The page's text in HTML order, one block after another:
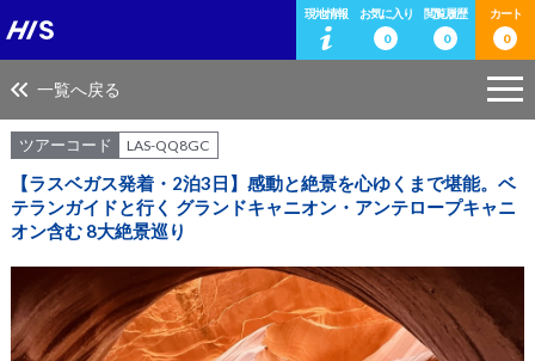
現地情報
お気に入り
0
閲覧履歴
0
カート
0
一覧へ戻る
ツアーコード LAS-QQ8GC
【ラスベガス発着・2泊3日】感動と絶景を心ゆくまで堪能。ベ
テランガイドと行く グランドキャニオン・アンテロープキャニ
オン含む 8大絶景巡り